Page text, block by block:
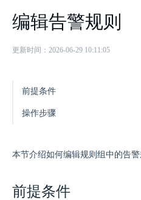
编辑告警规则
更新时间：2026-06-29 10:11:05
前提条件
操作步骤
本节介绍如何编辑规则组中的告警
前提条件